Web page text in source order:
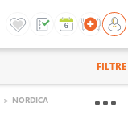
FILTRE
> NORDICA